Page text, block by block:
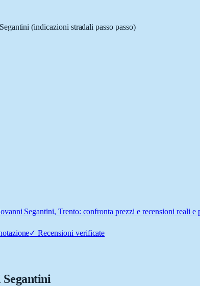
(indicazioni stradali passo passo)
Segantini, Trento: confronta prezzi e recensioni reali e
✓Recensioni verificate